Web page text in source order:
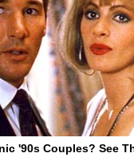
'90s Couples? See